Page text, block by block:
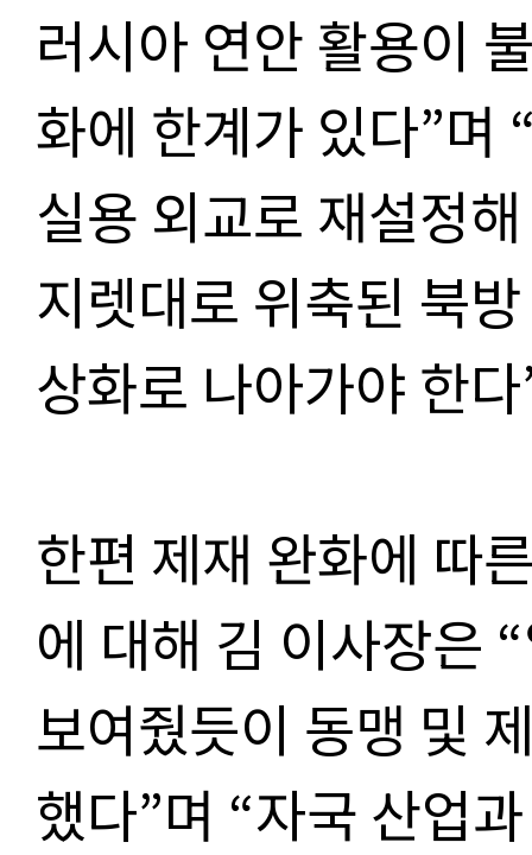
러시아 연안 활용이
화에 한계가 있다”며
실용 외교로 재설정
지렛대로 위축된 북
상화로 나아가야 한
한편 제재 완화에 따
에 대해 김 이사장은
보여줬듯이 동맹 및
했다”며 “자국 산업